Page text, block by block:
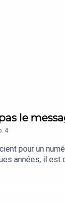
le
4
pour un
années, il
a organisé un
demeurent